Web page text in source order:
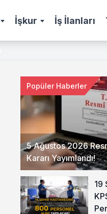
İşkur İş İlanları
5 Ağustos 2026
Kararı Yayımlandı!
Popüler Haberler
19